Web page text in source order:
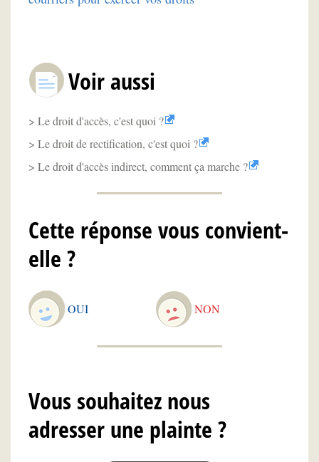
Voir aussi
Le droit d'accès, c'est quoi ?
Le droit de rectification, c'est quoi ?
Le droit d'accès indirect, comment ça marche ?
Cette réponse vous convient-
elle ?
OUI NON
Vous souhaitez nous
adresser une plainte ?